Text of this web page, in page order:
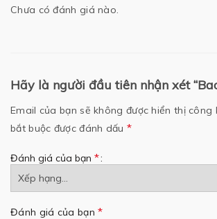
Chưa có đánh giá nào.
Hãy là người đầu tiên nhận xét
Email của bạn sẽ không được hiển thị công
bắt buộc được đánh dấu *
Đánh giá của bạn *
Đánh giá của bạn*